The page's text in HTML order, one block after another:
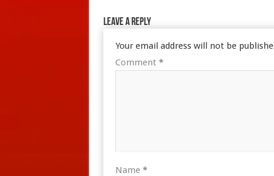
Leave a Reply
Your email address will not be
Comment *
Name *